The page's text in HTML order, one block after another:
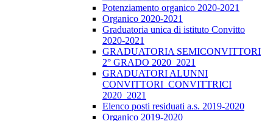
Potenziamento organico 2020-2021
Organico 2020-2021
Graduatoria unica di istituto Convitto
2020-2021
GRADUATORIA SEMICONVITTORI
2° GRADO 2020_2021
GRADUATORI ALUNNI
CONVITTORI_CONVITTRICI
2020_2021
Elenco posti residuati a.s. 2019-2020
Organico 2019-2020